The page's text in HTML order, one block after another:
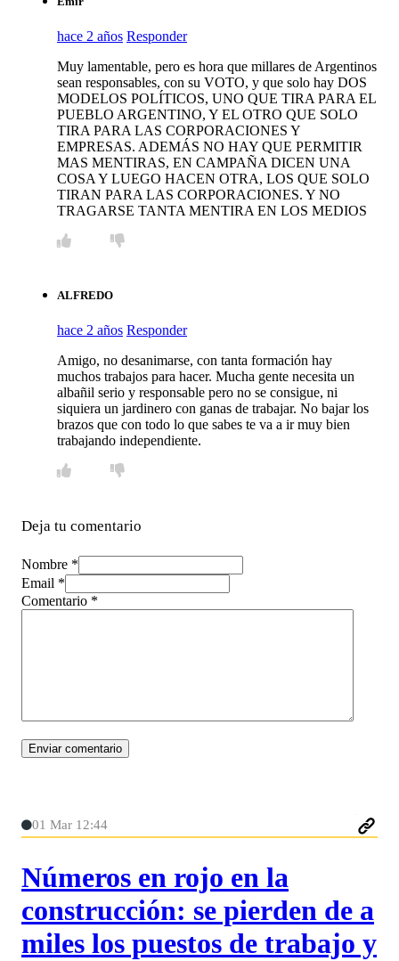
hace 2 años Responder
Muy lamentable, pero es hora que millares de Argentinos
sean responsables, con su VOTO, y que solo hay DOS
MODELOS POLÍTICOS, UNO QUE TIRA PARA EL
PUEBLO ARGENTINO, Y EL OTRO QUE SOLO
TIRA PARA LAS CORPORACIONES Y
EMPRESAS. ADEMÁS NO HAY QUE PERMITIR
MAS MENTIRAS, EN CAMPAÑA DICEN UNA
COSA Y LUEGO HACEN OTRA, LOS QUE SOLO
TIRAN PARA LAS CORPORACIONES. Y NO
TRAGARSE TANTA MENTIRA EN LOS MEDIOS
ALFREDO
hace 2 años Responder
Amigo, no desanimarse, con tanta formación hay
muchos trabajos para hacer. Mucha gente necesita un
albañil serio y responsable pero no se consigue, ni
siquiera un jardinero con ganas de trabajar. No bajar los
brazos que con todo lo que sabes te va a ir muy bien
trabajando independiente.
Deja tu comentario
Nombre *
Email *
Comentario *
01 Mar 12:44
Números en rojo en la
construcción: se pierden de a
miles los puestos de trabajo y